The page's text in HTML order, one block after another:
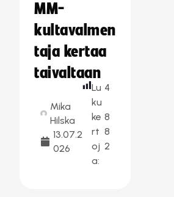
MM-
kultavalmen
taja kertaa
taivaltaan
Mika
Hilska
13.07.2
026
Lu
ku
ke
rt
oj
a:
4
8
8
2